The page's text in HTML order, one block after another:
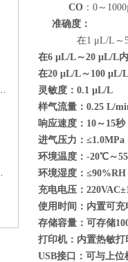
CO ：0～
准确度：
在1 μL/L～5
在6 μL/L～20 μL/L
在20 μL/L～100 μL/
灵敏度： 0.1 µL/L
样气流量 ：0.25 L/
响应速度 ：10～15秒
进气压力 ：≤1.0MPa
环境温度 ：-20℃～
环境湿度 ：≤90%RH
充电电压 ：
使用时间 ：内置可
存储容量 ：可存储
打印机： 内置热敏
USB接口： 可与上位